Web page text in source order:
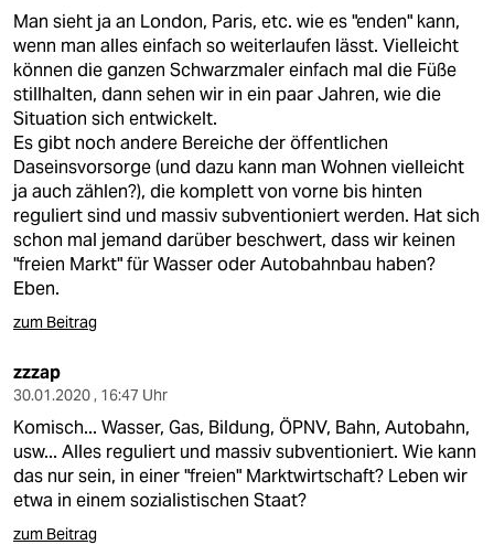
Man sieht ja an London, Paris, etc. wie es "enden" kann,
wenn man alles einfach so weiterlaufen lässt. Vielleicht
können die ganzen Schwarzmaler einfach mal die Füße
stillhalten, dann sehen wir in ein paar Jahren, wie die
Situation sich entwickelt.
Es gibt noch andere Bereiche der öffentlichen
Daseinsvorsorge (und dazu kann man Wohnen vielleicht
ja auch zählen?), die komplett von vorne bis hinten
reguliert sind und massiv subventioniert werden. Hat sich
schon mal jemand darüber beschwert, dass wir keinen
"freien Markt" für Wasser oder Autobahnbau haben?
Eben.
zum Beitrag
zzzap
30.01.2020 , 16:47 Uhr
Komisch... Wasser, Gas, Bildung, ÖPNV, Bahn, Autobahn,
usw... Alles reguliert und massiv subventioniert. Wie kann
das nur sein, in einer "freien" Marktwirtschaft? Leben wir
etwa in einem sozialistischen Staat?
zum Beitrag